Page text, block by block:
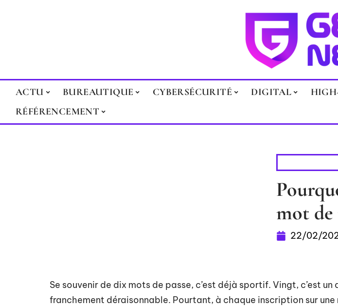
ACTU BUREAUTIQUE CYBERSÉCURITÉ DIGITAL
RÉFÉRENCEMENT
mot de
22/02/
Se souvenir de dix mots de passe, c’est déjà sportif. Vingt, c’est un
franchement déraisonnable. Pourtant, à chaque inscription sur